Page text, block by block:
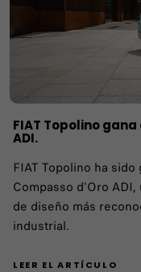
FIAT Topolino
ADI.
FIAT Topolino ha
Compasso d'Oro
de diseño más
industrial.
LEER EL ARTÍCULO